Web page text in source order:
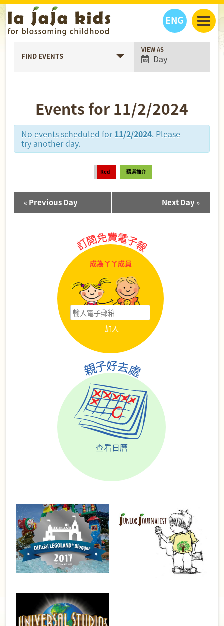
ENG
丫丫看天下
丫丫部落格
親子日曆
丫丫之選
關於我們
我們的故事
購物
FIND EVENTS Event
Views
Navigation
VIEW AS
Day
Events for 11/2/2024
No events scheduled for11/2/2024. Please
try another day.
Red 精選推介
Day
Navigation
« Previous Day Next Day»
成為丫丫成員
查看日曆